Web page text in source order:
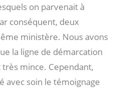
on parvenait à
conséquent, deux
ministère. Nous avons
la ligne de démarcation
mince. Cependant,
avec soin le témoignage